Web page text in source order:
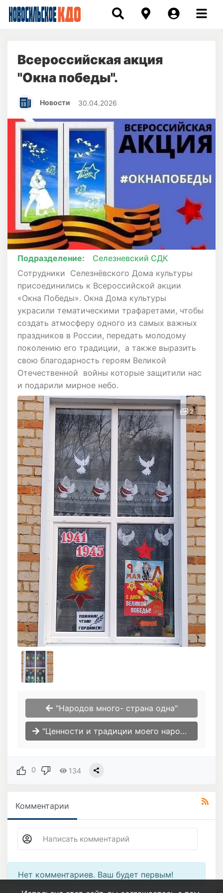
Всероссийская акция
"Окна победы".
Новости 30.04.2026
Подразделение:
Селезневский СДК
Сотрудники Селезнёвского Дома культуры
присоединились к Всероссийской акции
«Окна Победы». Окна Дома культуры
украсили тематическими трафаретами, чтобы
создать атмосферу одного из самых важных
праздников в России, передать молодому
поколению его традиции, а также выразить
свою благодарность героям Великой
Отечественной войны которые защитили нас
и подарили мирное небо.
2
"Народов много- страна одна"
"Ценности и традиции моего народа" тематическая программа.
0 134
Комментарии
Нет комментариев. Ваш будет первым!